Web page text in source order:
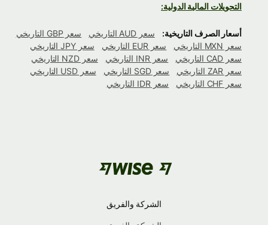
التحويلات المالية الدولية:
أسعار الصرف التاريخية: سعر AUD التاريخي
سعر GBP التاريخي
سعر MXN التاريخي
سعر EUR التاريخي
سعر JPY التاريخي
سعر CAD التاريخي
سعر INR التاريخي
سعر NZD التاريخي
سعر ZAR التاريخي
سعر SGD التاريخي
سعر USD التاريخي
سعر CHF التاريخي
سعر IDR التاريخي
الشركة والفريق